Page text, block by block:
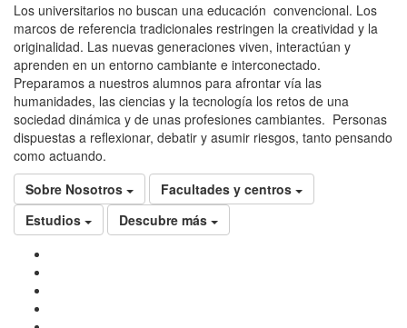
Los universitarios no buscan una educación convencional. Los
marcos de referencia tradicionales restringen la creatividad y la
originalidad. Las nuevas generaciones viven, interactúan y
aprenden en un entorno cambiante e interconectado.
Preparamos a nuestros alumnos para afrontar vía las
humanidades, las ciencias y la tecnología los retos de una
sociedad dinámica y de unas profesiones cambiantes. Personas
dispuestas a reflexionar, debatir y asumir riesgos, tanto pensando
como actuando.
Sobre Nosotros
Facultades y centros
Estudios
Descubre más